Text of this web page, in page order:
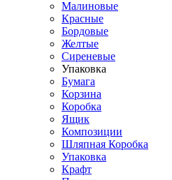
Малиновые
Красные
Бордовые
Желтые
Сиреневые
Упаковка
Бумага
Корзина
Коробка
Ящик
Композиции
Шляпная Коробка
Упаковка
Крафт